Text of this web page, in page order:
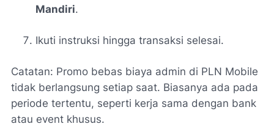
Mandiri.
Ikuti instruksi hingga transaksi selesai.
Catatan: Promo bebas biaya admin di PLN Mobile
tidak berlangsung setiap saat. Biasanya ada pada
periode tertentu, seperti kerja sama dengan bank
atau event khusus.